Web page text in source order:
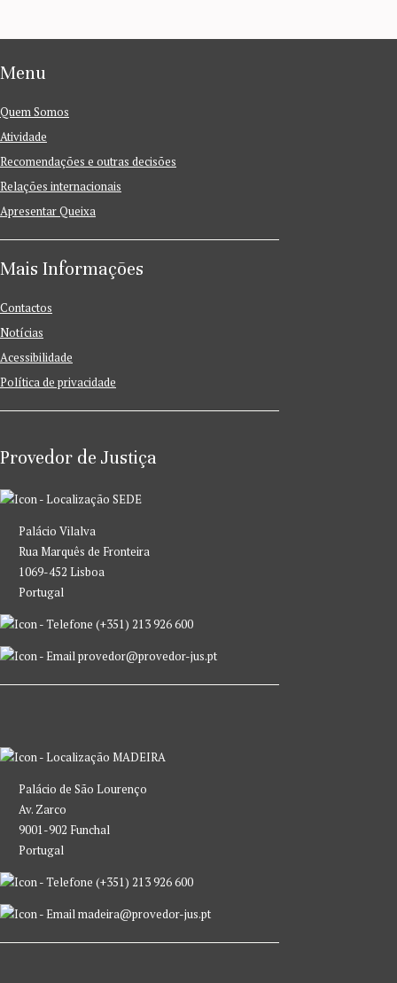
Menu
Quem Somos
Atividade
Recomendações e outras decisões
Relações internacionais
Apresentar Queixa
Mais Informações
Contactos
Notícias
Acessibilidade
Política de privacidade
Provedor de Justiça
SEDE
Palácio Vilalva
Rua Marquês de Fronteira
1069-452 Lisboa
Portugal
(+351) 213 926 600
provedor@provedor-jus.pt
MADEIRA
Palácio de São Lourenço
Av. Zarco
9001-902 Funchal
Portugal
(+351) 213 926 600
madeira@provedor-jus.pt